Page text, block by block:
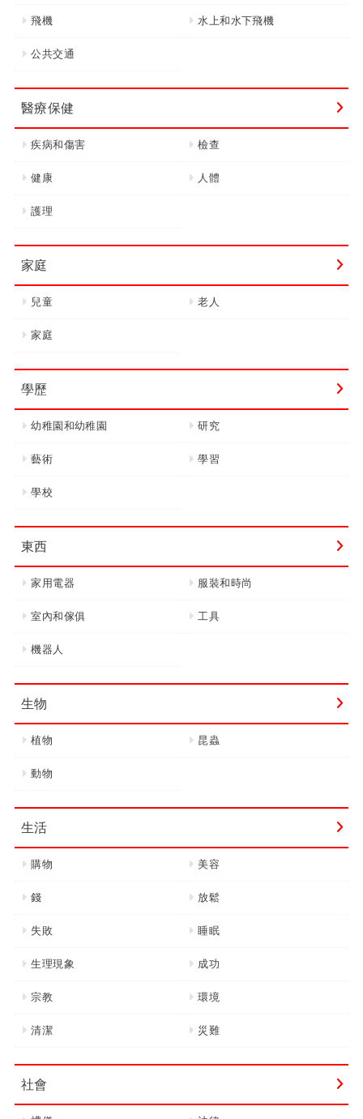
飛機 水上和水下飛機
公共交通
醫療保健
疾病和傷害 檢查
健康 人體
護理
家庭
兒童 老人
家庭
學歷
幼稚園和幼稚園 研究
藝術 學習
學校
東西
家用電器 服裝和時尚
室內和傢俱 工具
機器人
生物
植物 昆蟲
動物
生活
購物 美容
錢 放鬆
失敗 睡眠
生理現象 成功
宗教 環境
清潔 災難
社會